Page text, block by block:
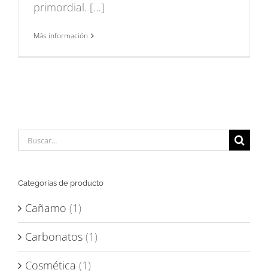
primordial. […]
Más información
Buscar:
Categorías de producto
Cañamo (1)
Carbonatos (1)
Cosmética (1)